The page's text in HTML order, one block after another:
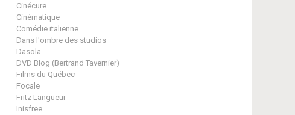
Cinécure
Cinématique
Comédie italienne
Dans l'ombre des studios
Dasola
DVD Blog (Bertrand Tavernier)
Films du Québec
Focale
Fritz Langueur
Inisfree